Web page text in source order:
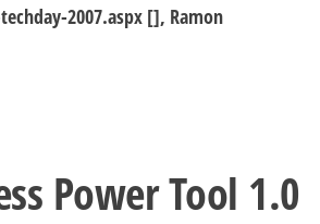
2007.aspx [], Ramon
Power Tool 1.0